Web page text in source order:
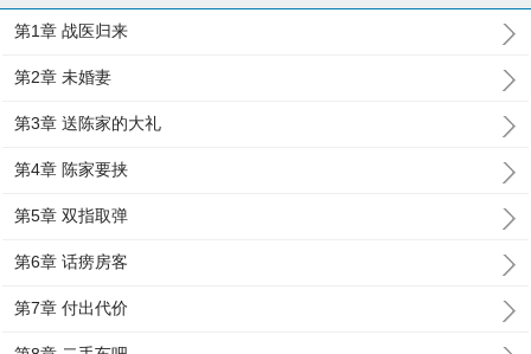
第1章 战医归来
第2章 未婚妻
第3章 送陈家的大礼
第4章 陈家要挟
第5章 双指取弹
第6章 话痨房客
第7章 付出代价